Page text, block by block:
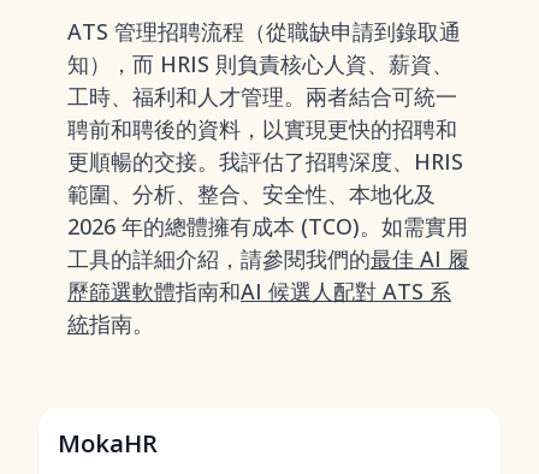
ATS 管理招聘流程（從職缺申請到錄取通
知），而 HRIS 則負責核心人資、薪資、
工時、福利和人才管理。兩者結合可統一
聘前和聘後的資料，以實現更快的招聘和
更順暢的交接。我評估了招聘深度、HRIS
範圍、分析、整合、安全性、本地化及
2026 年的總體擁有成本 (TCO)。如需實用
工具的詳細介紹，請參閱我們的最佳 AI 履
歷篩選軟體指南和AI 候選人配對 ATS 系
統指南。
MokaHR